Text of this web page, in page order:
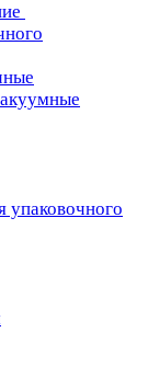
упаковочного